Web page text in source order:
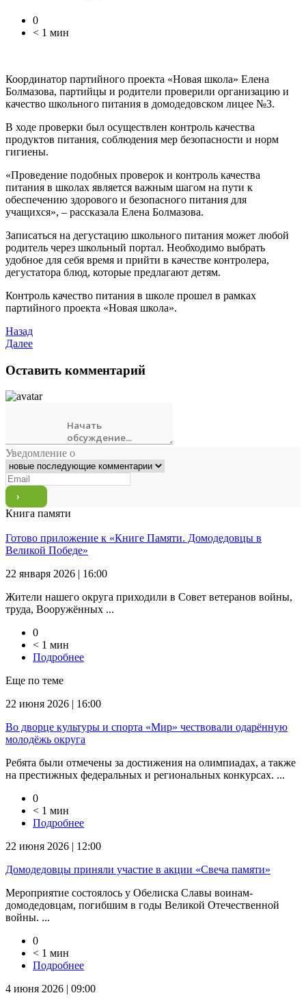
0
< 1 мин
Координатор партийного проекта «Новая школа» Елена
Болмазова, партийцы и родители проверили организацию и
качество школьного питания в домодедовском лицее №3.
В ходе проверки был осуществлен контроль качества
продуктов питания, соблюдения мер безопасности и норм
гигиены.
«Проведение подобных проверок и контроль качества
питания в школах является важным шагом на пути к
обеспечению здорового и безопасного питания для
учащихся», – рассказала Елена Болмазова.
Записаться на дегустацию школьного питания может любой
родитель через школьный портал. Необходимо выбрать
удобное для себя время и прийти в качестве контролера,
дегустатора блюд, которые предлагают детям.
Контроль качество питания в школе прошел в рамках
партийного проекта «Новая школа».
Назад
Далее
Оставить комментарий
Уведомление о
Книга памяти
Готово приложение к «Книге Памяти. Домодедовцы в
Великой Победе»
22 января 2026 | 16:00
Жители нашего округа приходили в Совет ветеранов войны,
труда, Вооружённых ...
0
< 1 мин
Подробнее
Еще по теме
22 июня 2026 | 16:00
Во дворце культуры и спорта «Мир» чествовали одарённую
молодёжь округа
Ребята были отмечены за достижения на олимпиадах, а также
на престижных федеральных и региональных конкурсах. ...
0
< 1 мин
Подробнее
22 июня 2026 | 12:00
Домодедовцы приняли участие в акции «Свеча памяти»
Мероприятие состоялось у Обелиска Славы воинам-
домодедовцам, погибшим в годы Великой Отечественной
войны. ...
0
< 1 мин
Подробнее
4 июня 2026 | 09:00